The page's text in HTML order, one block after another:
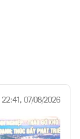
22:41, 07/08/2026